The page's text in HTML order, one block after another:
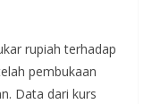
rupiah terhadap
pembukaan
Data dari kurs